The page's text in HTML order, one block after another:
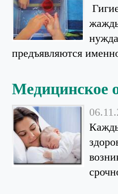
предъявляются
Медицинское